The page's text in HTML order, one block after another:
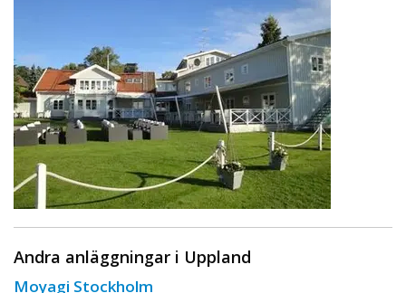
Andra anläggningar i Uppland
Moyagi Stockholm